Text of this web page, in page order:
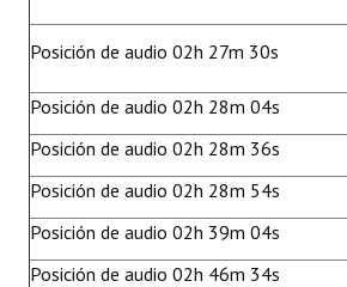
Posición de audio 02h 27m 30s
Posición de audio 02h 28m 04s
Posición de audio 02h 28m 36s
Posición de audio 02h 28m 54s
Posición de audio 02h 39m 04s
Posición de audio 02h 46m 34s